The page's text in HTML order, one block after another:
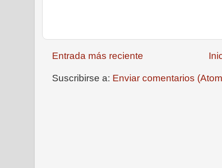
Entrada más reciente
Suscribirse a: Enviar comentarios